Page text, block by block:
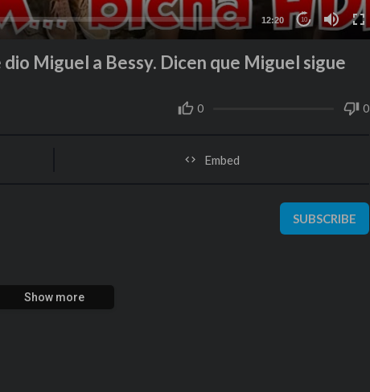
12:20 10
Miguel a Bessy. Dicen que Miguel sigue
0 0
Embed
SUBSCRIBE
Show more